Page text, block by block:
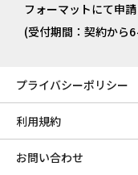
フォーマットにて申
(受付期間：契約から
プライバシーポリシー
利用規約
お問い合わせ